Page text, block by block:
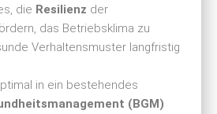
die Resilienz der
das Betriebsklima zu
Verhaltensmuster langfristig
in ein bestehendes
(BGM)